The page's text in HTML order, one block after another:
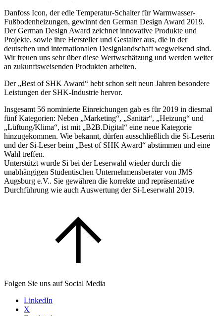
Danfoss Icon, der edle Temperatur-Schalter für Warmwasser-
Fußbodenheizungen, gewinnt den German Design Award 2019.
Der German Design Award zeichnet innovative Produkte und
Projekte, sowie ihre Hersteller und Gestalter aus, die in der
deutschen und internationalen Designlandschaft wegweisend sind.
Wir freuen uns sehr über diese Wertwschätzung und werden weiter
an zukunftsweisenden Produkten arbeiten.
Der „Best of SHK Award“ hebt schon seit neun Jahren besondere
Leistungen der SHK-Industrie hervor.
Insgesamt 56 nominierte Einreichungen gab es für 2019 in diesmal
fünf Kategorien: Neben „Marketing“, „Sanitär“, „Heizung“ und
„Lüftung/Klima“, ist mit „B2B.Digital“ eine neue Kategorie
hinzugekommen. Wie bekannt, dürfen ausschließlich die Si-Leserin
und der Si-Leser beim „Best of SHK Award“ abstimmen und eine
Wahl treffen.
Unterstützt wurde Si bei der Leserwahl wieder durch die
unabhängigen Studentischen Unternehmensberater von JMS
Augsburg e.V.. Sie gewähren die korrekte und repräsentative
Durchführung wie auch Auswertung der Si-Leserwahl 2019.
Folgen Sie uns auf Social Media
LinkedIn
X